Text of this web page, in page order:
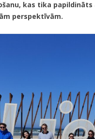
kas tika
perspektīvām.